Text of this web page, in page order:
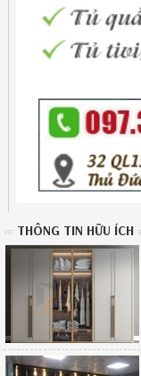
THÔNG TIN HỮU ÍCH